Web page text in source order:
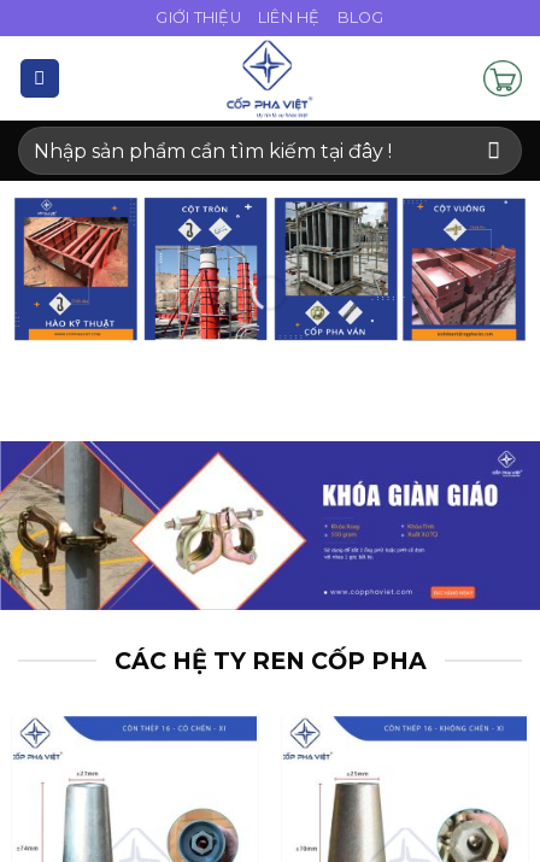
dung
GIỚI THIỆU LIÊN HỆ BLOG
Tìm
kiếm:
CÁC HỆ TY REN CỐP PHA